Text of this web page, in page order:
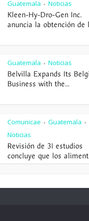
Guatemala • Noticias
Kleen-Hy-Dro-Gen Inc.
anuncia la obtención de
Guatemala • Noticias
Belvilla Expands Its
Business with the...
Comunicae • Guatemala •
Noticias
Revisión de 31 estudios
concluye que los